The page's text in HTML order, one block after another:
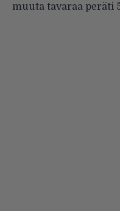
muuta tavaraa peräti